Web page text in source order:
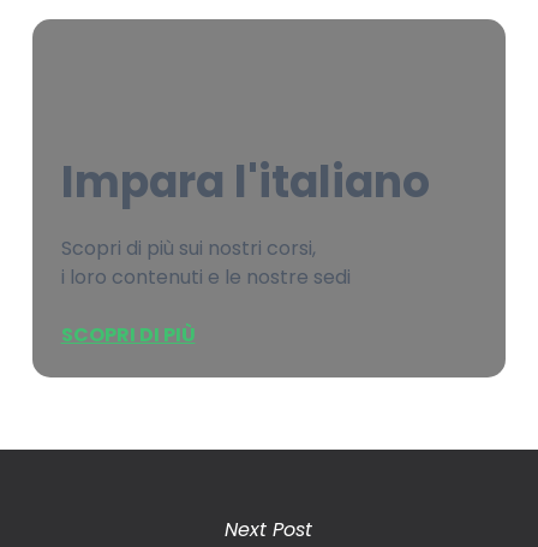
Impara l'italiano
Scopri di più sui nostri corsi,
i loro contenuti e le nostre sedi
SCOPRI DI PIÙ
Next Post